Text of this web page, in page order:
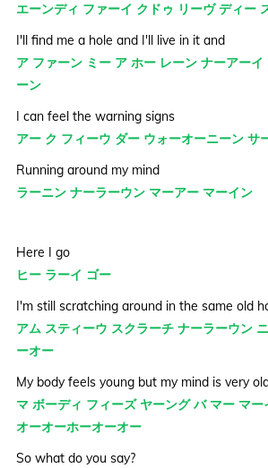
エーンディ ファーイ クドゥ リーヴ ディー
I'll find me a hole and I'll live in it and
ア ファーン ミー ア ホー レーン ナーアー
ーン
I can feel the warning signs
アー ク フィーウ ダー ウォーオーニーン サ
Running around my mind
ラーニン ナーラーウン マーアー マーイン
Here I go
ヒー ラーイ ゴー
I'm still scratching around in the same old
アム スティーウ スクラーチ ナーラーウン
ーオー
My body feels young but my mind is very old
マ ボーディ フィーズ ヤーング バ マー マ
オーオーホーオーオー
So what do you say?